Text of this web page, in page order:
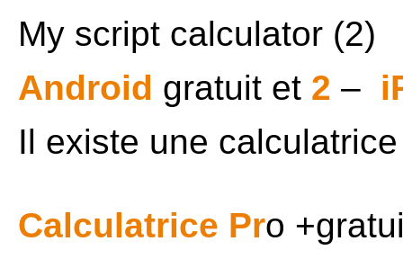
My script calculator (2)
Android gratuit et 2 –
Il existe une
Calculatrice Pro